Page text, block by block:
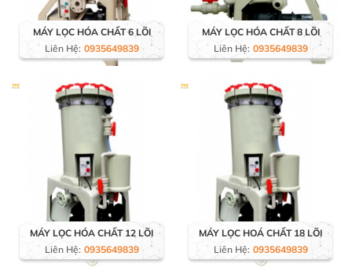
MÁY LỌC HÓA CHẤT 6 LÕI
Liên Hệ: 0935649839
MÁY LỌC HÓA CHẤT 8 LÕI
Liên Hệ: 0935649839
MÁY LỌC HÓA CHẤT 12 LÕI
Liên Hệ: 0935649839
MÁY LỌC HOÁ CHẤT 18 LÕI
Liên Hệ: 0935649839